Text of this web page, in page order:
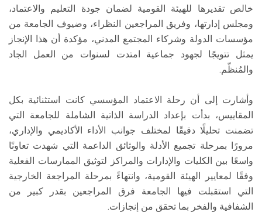
خالص تقديرها للهيئة القومية لضمان جودة التعليم والاعتماد،
ومجلس إدارتها، وفريق المراجعين النظراء، وضيوف الجامعة من
مؤسسات الدولة وشركاء المجتمع المدني، مؤكدة أن هذا الإنجاز
يمثل تتويجًا لجهود جماعية امتدت لسنوات من العمل الجاد
والمُنظّم.
وأشارت إلى أن رحلة الاعتماد المؤسسي كانت استثنائية بكل
المقاييس، بدأت بإعداد الدراسة الذاتية الشاملة للجامعة التي
تضمنت تحليلًا دقيقًا لمختلف جوانب الأداء الأكاديمي والإداري،
مرورًا بمرحلة تجميع الأدلة والوثائق الداعمة التي شهدت تعاونًا
واسعًا بين الكليات والإدارات والمراكز لتوثيق الممارسات الفعلية
وفقًا لمعايير الهيئة القومية، وانتهاءً بمرحلة المراجعة الخارجية
التي استقبلت فيها الجامعة فرق المراجعين بقدر كبير من
الشفافية والفخر بما تحقق من إنجازات.